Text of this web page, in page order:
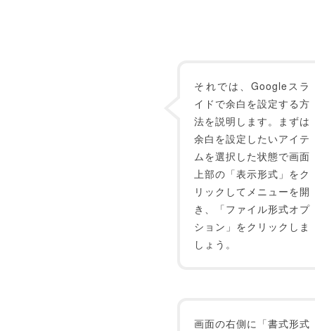
それでは、Googleスラ
イドで余白を設定する方
法を説明します。まずは
余白を設定したいアイテ
ムを選択した状態で画面
上部の「表示形式」をク
リックしてメニューを開
き、「ファイル形式オプ
ション」をクリックしま
しょう。
画面の右側に「書式形式